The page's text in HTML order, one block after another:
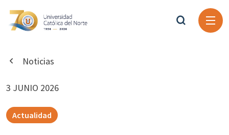
Noticias
3 JUNIO 2026
Actualidad